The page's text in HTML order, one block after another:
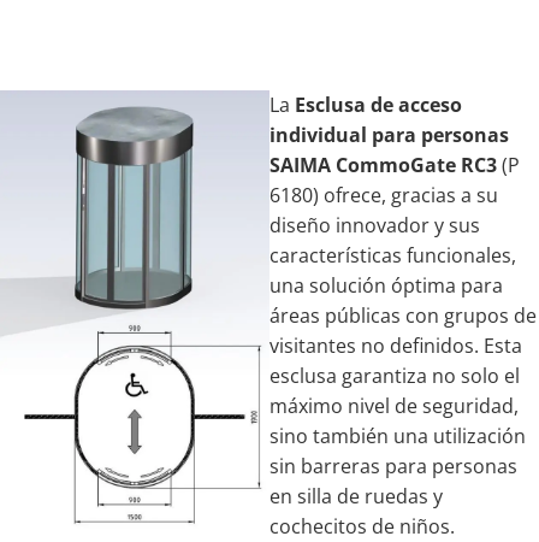
La Esclusa de acceso
individual para personas
SAIMA CommoGate RC3(P
6180) ofrece, gracias a su
diseño innovador y sus
características funcionales,
una solución óptima para
áreas públicas con grupos de
visitantes no definidos. Esta
esclusa garantiza no solo el
máximo nivel de seguridad,
sino también una utilización
sin barreras para personas
en silla de ruedas y
cochecitos de niños.